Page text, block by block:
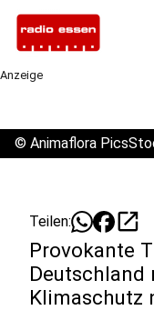
Anzeige
© Animaflora
Teilen: open_in_new
Provokante
Deutschland
Klimaschutz